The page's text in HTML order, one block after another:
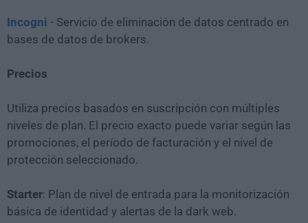
Incogni - Servicio de eliminación de datos centrado en
bases de datos de brokers.
Precios
Utiliza precios basados en suscripción con múltiples
niveles de plan. El precio exacto puede variar según las
promociones, el período de facturación y el nivel de
protección seleccionado.
Starter: Plan de nivel de entrada para la monitorización
básica de identidad y alertas de la dark web.